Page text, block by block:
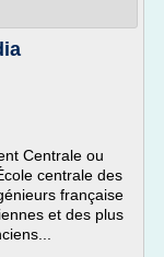
Centrale ou
centrale des
française
et des plus